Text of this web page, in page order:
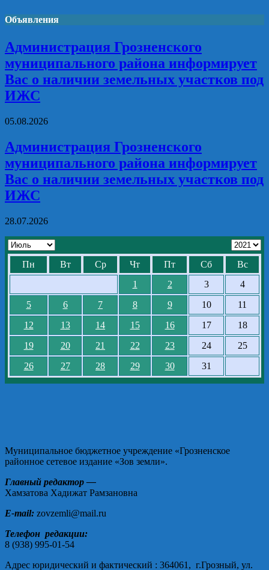
Объявления
Администрация Грозненского
муниципального района информирует
Вас о наличии земельных участков под
ИЖС
05.08.2026
Администрация Грозненского
муниципального района информирует
Вас о наличии земельных участков под
ИЖС
28.07.2026
Пн Вт Ср Чт Пт Сб
Вс
1
2 3
4
5
6 7 8 9 10
11
12
13 14 15 16 17
18
19
20 21 22 23 24
25
26
27 28 29 30 31
Муниципальное бюджетное учреждение «Грозненское
районное сетевое издание «Зов земли».
Главный редактор —
Хамзатова Хадижат Рамзановна
E-mail: zovzemli@mail.ru
Телефон редакции:
8 (938) 995-01-54
Адрес юридический и фактический : 364061, г.Грозный, ул.